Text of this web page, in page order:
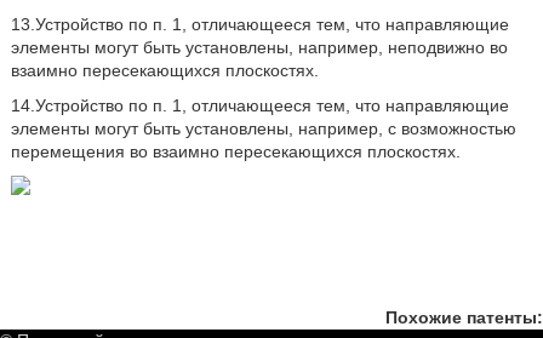
13.Устройство по п. 1, отличающееся тем, что направляющие
элементы могут быть установлены, например, неподвижно во
взаимно пересекающихся плоскостях.
14.Устройство по п. 1, отличающееся тем, что направляющие
элементы могут быть установлены, например, с возможностью
перемещения во взаимно пересекающихся плоскостях.
Похожие патенты: